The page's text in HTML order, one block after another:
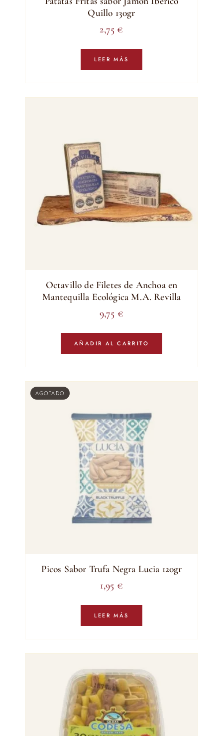
Quillo 130gr
2,75 €
LEER MÁS
Octavillo de Filetes de Anchoa en
Mantequilla Ecológica M.A. Revilla
9,75 €
AÑADIR AL CARRITO
AGOTADO
Picos Sabor Trufa Negra Lucia 120gr
1,95 €
LEER MÁS